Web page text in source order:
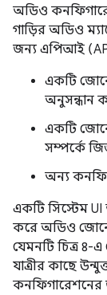
অডিও
গাড়ির অডিও
জন্য এপিআই
একটি
অনুসন্ধান
একটি
সম্পর্কে
অন্য
একটি সিস্টেম
করে অডিও
যেমনটি চিত্র ৪-
যাত্রীর কাছে
কনফিগারেশনের